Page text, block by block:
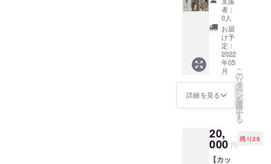
ださ
い。 ・
Otta17-
26
25cm×
12.5cm
100% /
日本製
（愛媛
県今治
市で生
した）
カラー
はグ
リーン
ます。
区画は
5m×5m
を想
定。車
での入
場はで
きませ
隣に駐
車場1台
たしま
す。 ※
雨天決
多少ご
用意し
ており
ます。
※BBQ
などを
するた
めにあ
め区画
が必要
ちらの
リター
ンにご
合によ
り、先
着のお
客様の
み、
タープ
設営を
可とし
ます。
その
アなど
は自由
ていた
だきま
す）。
ステー
ジ使用
料5,000
円（税
別）の
ご負
担、ご
6アー
ティス
ト出演
（予
いただ
いたと
ころ お
電話い
ただ
き、ご
相談さ
せてい
ただき
まし
た。 今
回、音
ウトド
アの架
け橋と
なるよ
スト
ラップ
のご相
談をさ
せてい
ただい
たとこ
ろ、快
諾いた
だきま
した！
限定5
BEATC
AMPロ
ゴをあ
しらっ
で何か
ないか
な、、
、と考
えてい
たとこ
ろ、
ca*caさ
トラッ
プや！
至った
次第で
す。 そ
してこ
されて
いるよ
うです
よ！ 今
回、音
楽とア
ウトド
アの架
なるよ
うな返
、と考
え、 ア
ウトド
はプロ
の方々
もたく
さん使
用され
ている
ター・
用オリ
ジナル
プ。 イ
ケベ楽
器様で
を この
度、ク
ラウド
ファン
ディン
グの返
礼品と
して
我々
「BEAT
ラ」と
コラボ
com/@
ca-ca
“特別の
本”を。
この一
言で十
分です
よね。
ca*caさ
な雰囲
気を感
じるオ
リジナ
ンドル
キーホ
ルダー
＋モー
テル
キー＋
ステッ
カー
シー
ト】 神
戸在住
の横山
製作に
よるス
キレッ
ト用レ
者：
0人
お届
け予
定：
2022
年05
月
詳細を見る
こ
の
リ
タ
ー
ン
を
選
択
す
る
20,
000 円
残り28
【カッ